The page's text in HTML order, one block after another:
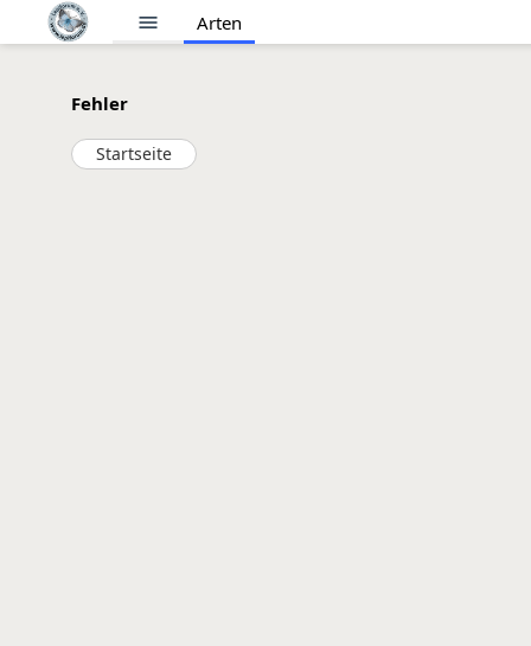
menu Arten
Fehler
Startseite